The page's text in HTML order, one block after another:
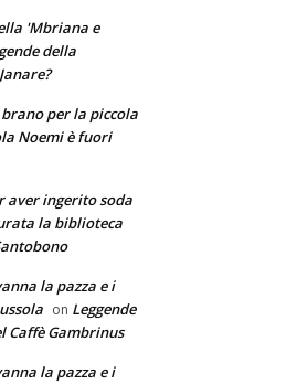
'Mbriana e
della
per la piccola
Noemi è fuori
aver ingerito soda
la biblioteca
la pazza e i
on Leggende
Caffè Gambrinus
la pazza e i